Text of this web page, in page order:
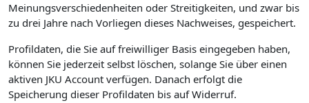
Meinungsverschiedenheiten oder Streitigkeiten, und zwar bis
zu drei Jahre nach Vorliegen dieses Nachweises, gespeichert.
Profildaten, die Sie auf freiwilliger Basis eingegeben haben,
können Sie jederzeit selbst löschen, solange Sie über einen
aktiven JKU Account verfügen. Danach erfolgt die
Speicherung dieser Profildaten bis auf Widerruf.